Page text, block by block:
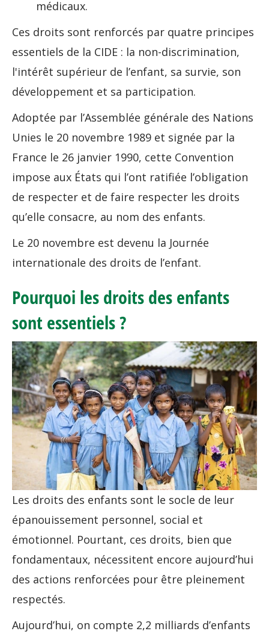
médicaux.
Ces droits sont renforcés par quatre principes
essentiels de la CIDE : la non-discrimination,
l'intérêt supérieur de l’enfant, sa survie, son
développement et sa participation.
Adoptée par l’Assemblée générale des Nations
Unies le 20 novembre 1989 et signée par la
France le 26 janvier 1990, cette Convention
impose aux États qui l’ont ratifiée l’obligation
de respecter et de faire respecter les droits
qu’elle consacre, au nom des enfants.
Le 20 novembre est devenu la Journée
internationale des droits de l’enfant.
Pourquoi les droits des enfants
sont essentiels ?
Les droits des enfants sont le socle de leur
épanouissement personnel, social et
émotionnel. Pourtant, ces droits, bien que
fondamentaux, nécessitent encore aujourd’hui
des actions renforcées pour être pleinement
respectés.
Aujourd’hui, on compte 2,2 milliards d’enfants